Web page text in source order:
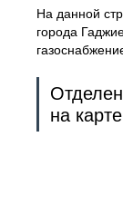
На данной
города
на